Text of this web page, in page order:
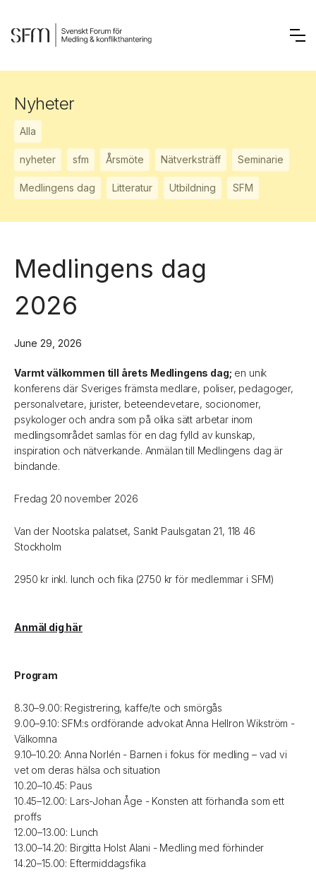
Nyheter
Alla
nyheter sfm Årsmöte Nätverksträff Seminarie
Medlingens dag Litteratur Utbildning SFM
Medlingens dag
2026
June 29, 2026
Varmt välkommen till årets Medlingens dag; en unik
konferens där Sveriges främsta medlare, poliser, pedagoger,
personalvetare, jurister, beteendevetare, socionomer,
psykologer och andra som på olika sätt arbetar inom
medlingsområdet samlas för en dag fylld av kunskap,
inspiration och nätverkande. Anmälan till Medlingens dag är
bindande.
Fredag 20 november 2026
Van der Nootska palatset, Sankt Paulsgatan 21, 118 46
Stockholm
2950 kr inkl. lunch och fika (2750 kr för medlemmar i SFM)
Anmäl dig här
Program
8.30–9.00: Registrering, kaffe/te och smörgås
9.00–9.10: SFM:s ordförande advokat Anna Hellron Wikström -
Välkomna
9.10–10.20: Anna Norlén - Barnen i fokus för medling – vad vi
vet om deras hälsa och situation
10.20–10.45: Paus
10.45–12.00: Lars-Johan Åge - Konsten att förhandla som ett
proffs
12.00–13.00: Lunch
13.00–14.20: Birgitta Holst Alani - Medling med förhinder
14.20–15.00: Eftermiddagsfika